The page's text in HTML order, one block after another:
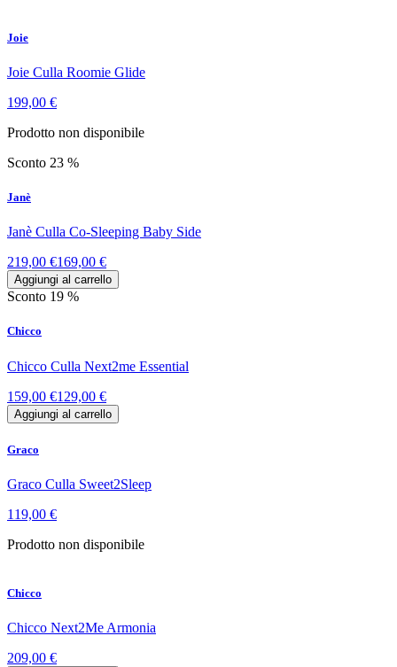
Joie
Joie Culla Roomie Glide
199,00 €
Prodotto non disponibile
Sconto 23 %
Janè
Janè Culla Co-Sleeping Baby Side
219,00 €169,00 €
Aggiungi al carrello
Sconto 19 %
Chicco
Chicco Culla Next2me Essential
159,00 €129,00 €
Aggiungi al carrello
Graco
Graco Culla Sweet2Sleep
119,00 €
Prodotto non disponibile
Chicco
Chicco Next2Me Armonia
209,00 €